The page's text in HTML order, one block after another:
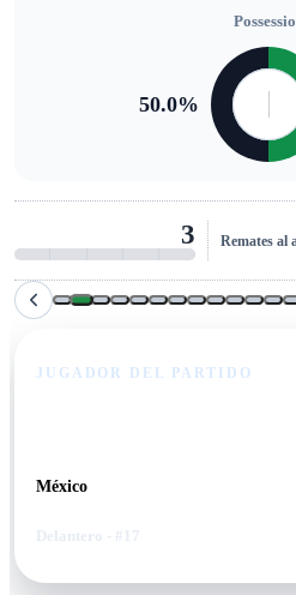
JUGADOR DEL PARTIDO
México
Delantero - #17
50.0%
3 Remates al